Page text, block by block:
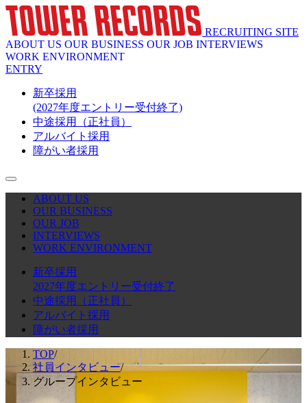
RECRUITING SITE
ABOUT US OUR BUSINESS OUR JOB INTERVIEWS
WORK ENVIRONMENT
ENTRY
新卒採用
(2027年度エントリー受付終了)
中途採用（正社員）
アルバイト採用
障がい者採用
ABOUT US
OUR BUSINESS
OUR JOB
INTERVIEWS
WORK ENVIRONMENT
新卒採用
2027年度エントリー受付終了
中途採用（正社員）
アルバイト採用
障がい者採用
TOP/
社員インタビュー/
グループインタビュー